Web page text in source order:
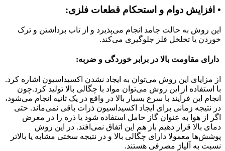
• افزایش دوام و استحکام قطعات فلزی:
این روش به حالت جامد انجام می‌پذیرد و از تاب برداشتن و ترک
خوردن یا تخلخل فلز جلوگیری می‌کند.
دارای مقاومت بالا در برابر خوردگی و ضربه:
از مزایای این روش می‌توان به ایجاد نشدن اکسیداسیون اشاره کرد.
با استفاده از این روش می‌توان مواد با چگالی بالا تولید کرد.چون
انجام این فرآیند با سرع بسیار بالا در واقع در یک ثانیه انجام می‌شود،
در نتیجه زمانی برای ایجاد اکسیداسیون ذرات باقی نمی‌ماند. حتی
اگر از هوا به عنوان گاز حامل استفاده شود یا ذره را در معرض
دمای بالا قرار دهیم باز هم این اتفاق نمی‌افتد. در این روش
پوشش‌ها معمولا دارای چگالی بالا و در نتیجه سختی مشابه یا بالاتر
نسبت به آلیاژ مصرفی هستند.